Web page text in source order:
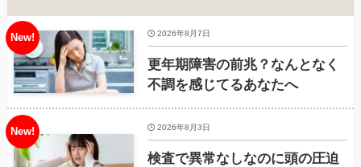
更年期障害の前兆？なんとなく
不調を感じてるあなたへ
2026年8月7日
検査で異常なしなのに頭の圧迫
2026年8月3日